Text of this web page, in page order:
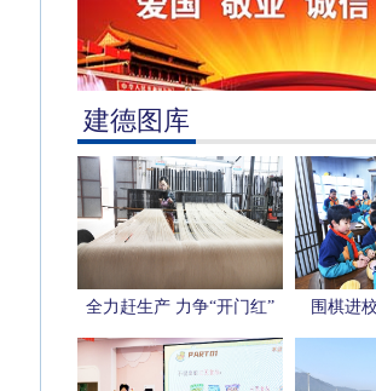
建德图库
全力赶生产 力争“开门红” 围棋进